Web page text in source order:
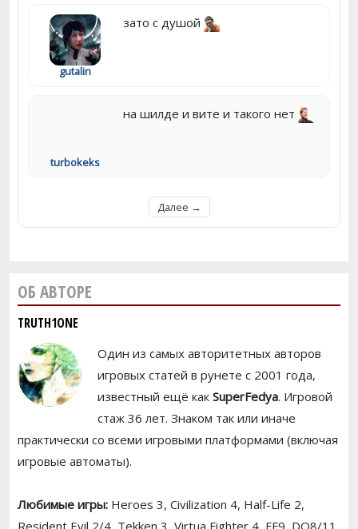
gutalin
зато с душой
turbokeks
на шилде и вите и такого нет
Далее →
ОБ АВТОРЕ
TRUTH1ONE
Один из самых авторитетных авторов
игровых статей в рунете с 2001 года,
известный ещё как SuperFedya. Игровой
стаж 36 лет. Знаком так или иначе
практически со всеми игровыми платформами (включая
игровые автоматы).
Любимые игры: Heroes 3, Civilization 4, Half-Life 2,